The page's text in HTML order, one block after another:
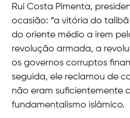
Rui Costa Pimenta,
ocasião: “a vitória do
do oriente médio a irem
revolução armada, a
os governos corruptos
seguida, ele reclamou de
não eram suficientemente
fundamentalismo islâmico.